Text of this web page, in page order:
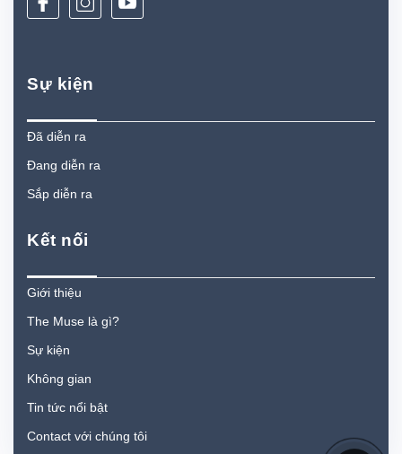
Sự kiện
Đã diễn ra
Đang diễn ra
Sắp diễn ra
Kết nối
Giới thiệu
The Muse là gì?
Sự kiện
Không gian
Tin tức nổi bật
Contact với chúng tôi